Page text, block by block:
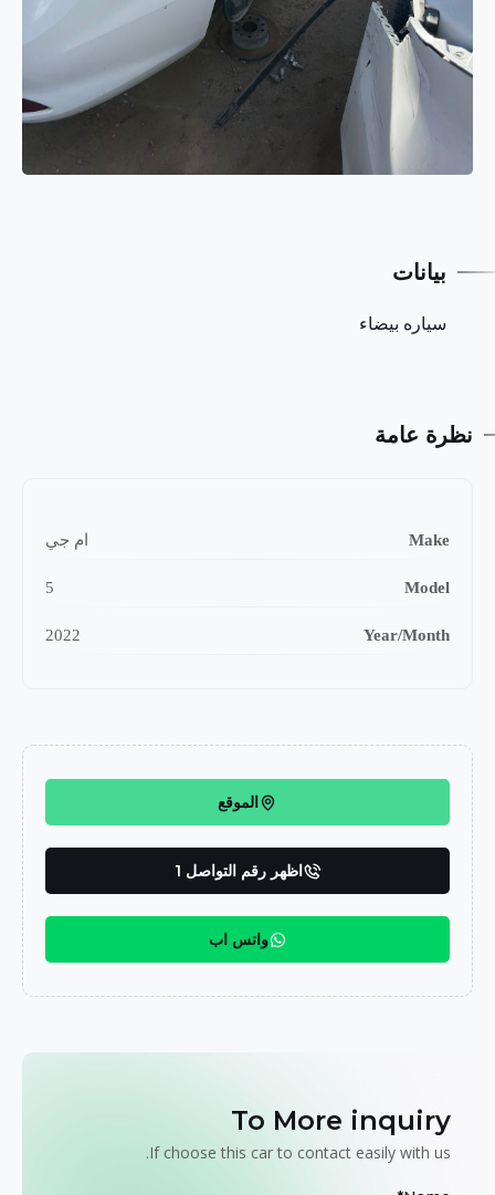
بيانات
سياره بيضاء
نظرة عامة
Make ام جي
Model
5
Year/Month
2022
الموقع
اظهر رقم التواصل 1
واتس اب
To More inquiry
If choose this car to contact easily with us.